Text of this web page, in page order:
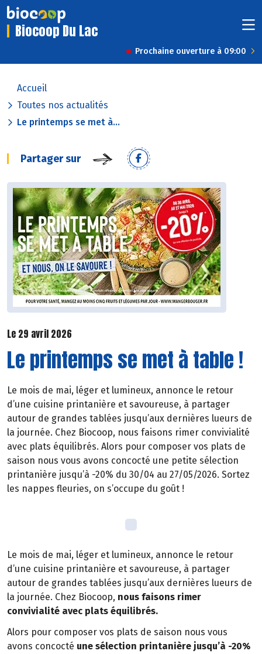
Biocoop Du Lac
Prochaine ouverture à 09:00
Accueil
Toutes nos actualités
Le printemps se met à...
Partager sur
Le 29 avril 2026
Le printemps se met à table !
Le mois de mai, léger et lumineux, annonce le retour
d’une cuisine printanière et savoureuse, à partager
autour de grandes tablées jusqu’aux dernières lueurs de
la journée. Chez Biocoop, nous faisons rimer convivialité
avec plats équilibrés. Alors pour composer vos plats de
saison nous vous avons concocté une petite sélection
printanière jusqu’à -20% du 30/04 au 27/05/2026. Sortez
les nappes fleuries, on s’occupe du goût !
Le mois de mai, léger et lumineux, annonce le retour
d’une cuisine printanière et savoureuse, à partager
autour de grandes tablées jusqu’aux dernières lueurs de
la journée. Chez Biocoop, nous faisons rimer
convivialité avec plats équilibrés.
Alors pour composer vos plats de saison nous vous
avons concocté une sélection printanière jusqu’à -20%